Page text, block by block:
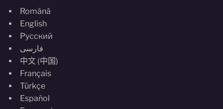
Română
English
Русский
فارسی
中文 (中国)
Français
Türkçe
Español